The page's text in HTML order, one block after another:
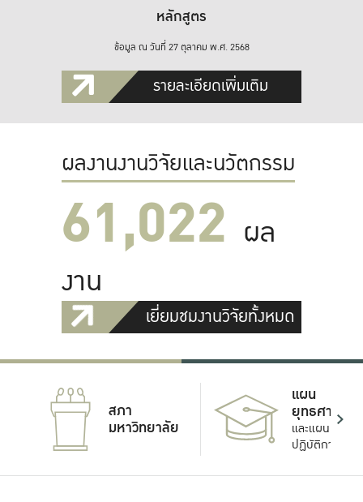
หลักสูตร
ข้อมูล ณ วันที่ 27 ตุลาคม พ.ศ. 2568
รายละเอียดเพิ่มเติม
ผลงานงานวิจัยและนวัตกรรม
61,022 ผล
งาน
เยี่ยมชมงานวิจัยทั้งหมด
สภา
มหาวิทยาลัย
แผน
ยุทธศาสตร์
และแผน
ปฏิบัติการ